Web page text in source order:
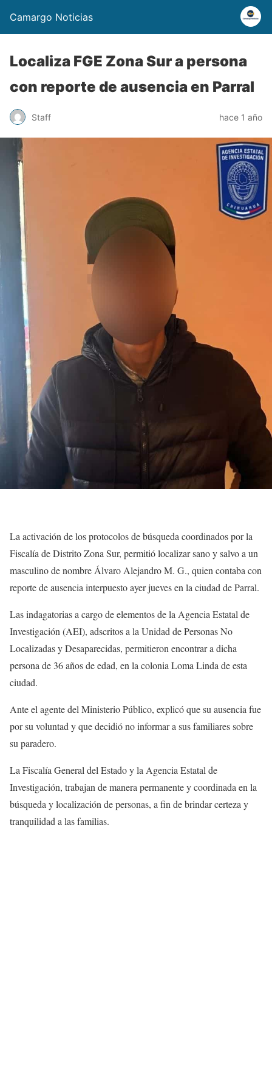
Camargo Noticias
Localiza FGE Zona Sur a persona
con reporte de ausencia en Parral
Staff hace 1 año
La activación de los protocolos de búsqueda coordinados por la
Fiscalía de Distrito Zona Sur, permitió localizar sano y salvo a un
masculino de nombre Álvaro Alejandro M. G., quien contaba con
reporte de ausencia interpuesto ayer jueves en la ciudad de Parral.
Las indagatorias a cargo de elementos de la Agencia Estatal de
Investigación (AEI), adscritos a la Unidad de Personas No
Localizadas y Desaparecidas, permitieron encontrar a dicha
persona de 36 años de edad, en la colonia Loma Linda de esta
ciudad.
Ante el agente del Ministerio Público, explicó que su ausencia fue
por su voluntad y que decidió no informar a sus familiares sobre
su paradero.
La Fiscalía General del Estado y la Agencia Estatal de
Investigación, trabajan de manera permanente y coordinada en la
búsqueda y localización de personas, a fin de brindar certeza y
tranquilidad a las familias.